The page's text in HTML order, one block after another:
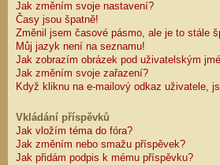
Jak změním svoje nastavení?
Časy jsou špatně!
Změnil jsem časové pásmo, ale je to stále
Můj jazyk není na seznamu!
Jak zobrazím obrázek pod uživatelským
Jak změním svoje zařazení?
Když kliknu na e-mailový odkaz uživatele,
Vkládání příspěvků
Jak vložím téma do fóra?
Jak změním nebo smažu příspěvek?
Jak přidám podpis k mému příspěvku?